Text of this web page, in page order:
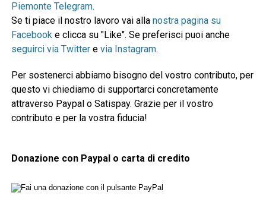
Piemonte Telegram.
Se ti piace il nostro lavoro vai alla nostra pagina su
Facebooke clicca su "Like". Se preferisci puoi anche
seguirci via Twittere via Instagram.
Per sostenerci abbiamo bisogno del vostro contributo, per
questo vi chiediamo di supportarci concretamente
attraverso Paypal o Satispay. Grazie per il vostro
contributo e per la vostra fiducia!
Donazione con Paypal o carta di credito